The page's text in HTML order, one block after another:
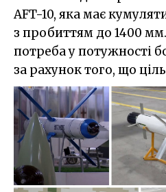
AFT-10, яка має
з пробиттям до 1400
потреба у потужності
за рахунок того, що